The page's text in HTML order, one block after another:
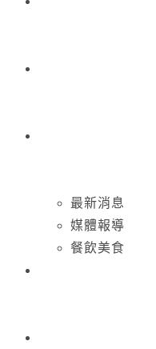
最新消息
媒體報導
餐飲美食